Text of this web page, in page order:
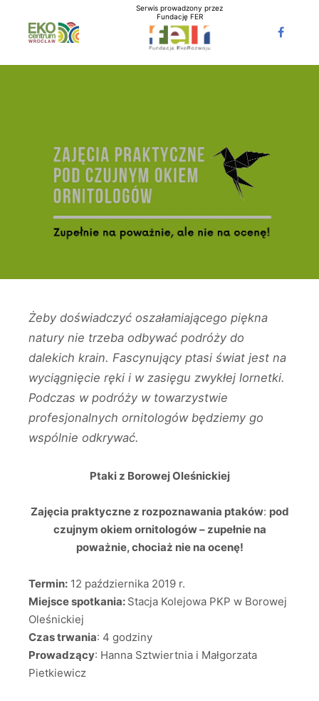
Serwis prowadzony przez
Fundację FER
Żeby doświadczyć oszałamiającego piękna
natury nie trzeba odbywać podróży do
dalekich krain. Fascynujący ptasi świat jest na
wyciągnięcie ręki i w zasięgu zwykłej lornetki.
Podczas w podróży w towarzystwie
profesjonalnych ornitologów będziemy go
wspólnie odkrywać.
Ptaki z Borowej Oleśnickiej
Zajęcia praktyczne z rozpoznawania ptaków: pod
czujnym okiem ornitologów – zupełnie na
poważnie, chociaż nie na ocenę!
Termin: 12 października 2019 r.
Miejsce spotkania: Stacja Kolejowa PKP w Borowej
Oleśnickiej
Czas trwania: 4 godziny
Prowadzący: Hanna Sztwiertnia i Małgorzata
Pietkiewicz